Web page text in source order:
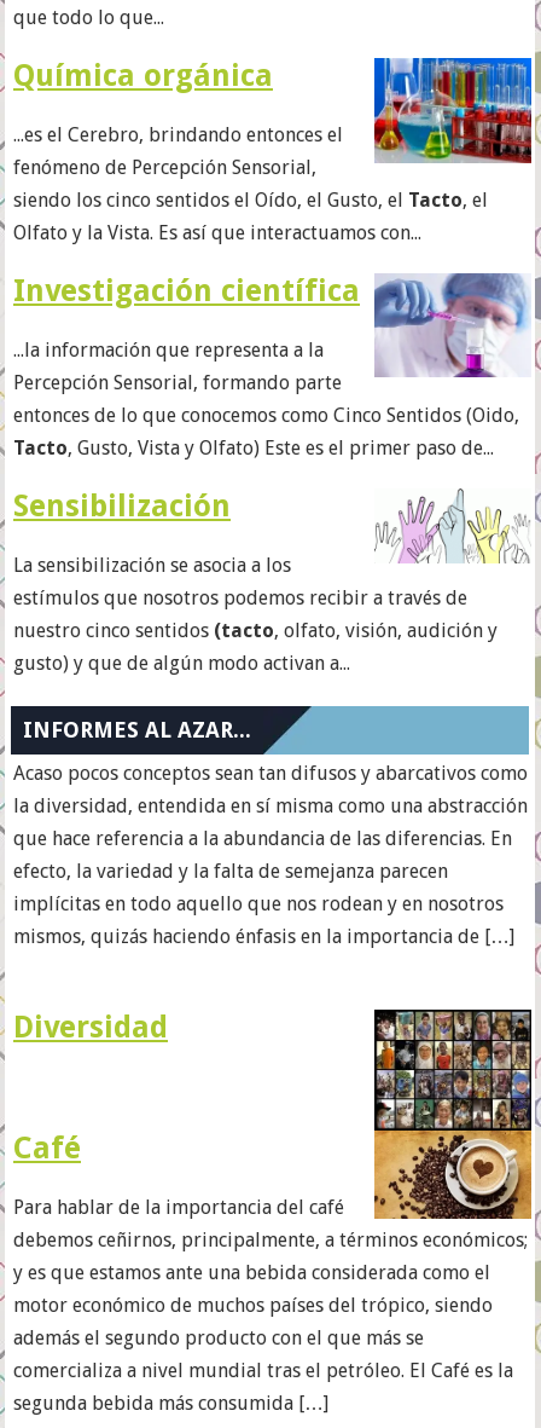
que todo lo que...
Química orgánica
...es el Cerebro, brindando entonces el
fenómeno de Percepción Sensorial,
siendo los cinco sentidos el Oído, el Gusto, el Tacto, el
Olfato y la Vista. Es así que interactuamos con...
Investigación científica
...la información que representa a la
Percepción Sensorial, formando parte
entonces de lo que conocemos como Cinco Sentidos (Oido,
Tacto, Gusto, Vista y Olfato) Este es el primer paso de...
Sensibilización
La sensibilización se asocia a los
estímulos que nosotros podemos recibir a través de
nuestro cinco sentidos (tacto, olfato, visión, audición y
gusto) y que de algún modo activan a...
INFORMES AL AZAR...
Diversidad
Acaso pocos conceptos sean tan difusos y abarcativos como
la diversidad, entendida en sí misma como una abstracción
que hace referencia a la abundancia de las diferencias. En
efecto, la variedad y la falta de semejanza parecen
implícitas en todo aquello que nos rodean y en nosotros
mismos, quizás haciendo énfasis en la importancia de […]
Café
Para hablar de la importancia del café
debemos ceñirnos, principalmente, a términos económicos;
y es que estamos ante una bebida considerada como el
motor económico de muchos países del trópico, siendo
además el segundo producto con el que más se
comercializa a nivel mundial tras el petróleo. El Café es la
segunda bebida más consumida […]